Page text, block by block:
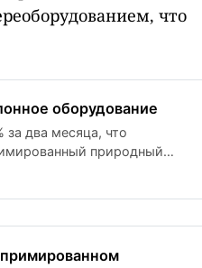
что
оборудование
за два месяца, что
природный